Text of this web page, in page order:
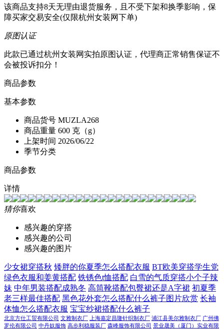
该商品支持8天无理由退货服务，且不受下架和换季影响，保
障买家交易安全(仅限杭州女装网下单)
原图认证
此款已通过杭州女装网实拍原图认证，代理商正常销售保证不
会被投诉扣分！
商品参数
基本参数
商品货号 MUZLA268
商品重量 600 克（g）
上架时间 2026/06/22
季节分类
商品参数
详情
猜你喜欢
感兴趣的穿搭
感兴趣的公司
感兴趣的图片
少女裙穿搭秋 矮胖的你夏季怎么搭配衣服 BT欧美穿搭学生党
绿色衣服和姜黄搭配 铁锈色t恤搭配 白雪的气质穿搭小个子辣
妹 中年男装搭配成熟冬 高筒靴搭配包臀裙还是A字裙 初夏季
老三样最佳搭配 黑色花外套怎么搭配什么裤子图片欣赏 长袖
体恤怎么搭配衣服 宝宝纱裙搭配什么裤子
北京方仕工贸有限公司 文雅制衣厂 上海嘉定昌隆针织制衣厂 浦江县美尔雅制衣厂 广州佛
罗伦有限公司 中丹奴服饰 高步利稳服装厂 森峰服饰有限公司 景业晟美（厦门）实业有限